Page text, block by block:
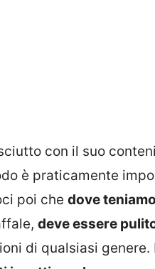
con il suo
è praticamente
poi che dove
deve essere
di qualsiasi genere.